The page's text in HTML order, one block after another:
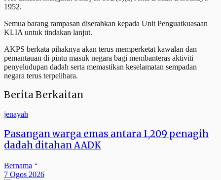
1952.
Semua barang rampasan diserahkan kepada Unit Penguatkuasaan
KLIA untuk tindakan lanjut.
AKPS berkata pihaknya akan terus memperketat kawalan dan
pemantauan di pintu masuk negara bagi membanteras aktiviti
penyeludupan dadah serta memastikan keselamatan sempadan
negara terus terpelihara.
Berita Berkaitan
jenayah
Pasangan warga emas antara 1,209 penagih
dadah ditahan AADK
Bernama
7 Ogos 2026